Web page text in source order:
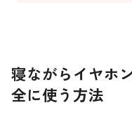
寝ながらイヤホ
全に使う方法